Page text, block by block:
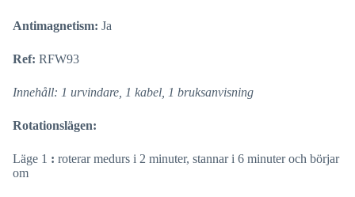
Antimagnetism: Ja
Ref: RFW93
Innehåll: 1 urvindare, 1 kabel, 1 bruksanvisning
Rotationslägen:
Läge 1 : roterar medurs i 2 minuter, stannar i 6 minuter och börjar
om